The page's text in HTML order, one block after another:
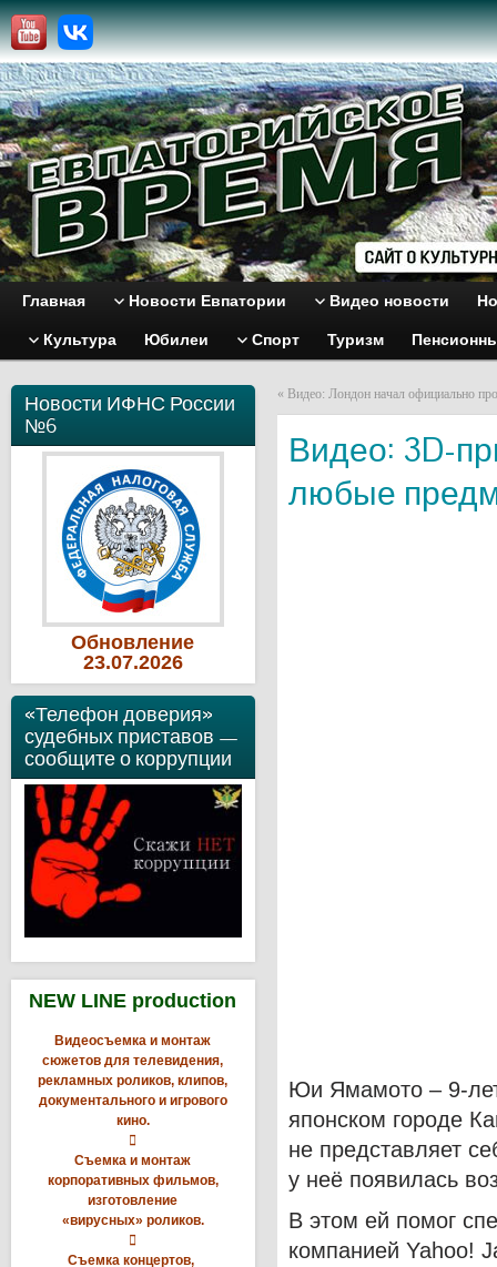
Главная Новости Евпатории Видео новости
Культура Юбилеи Спорт Туризм
Новости ИФНС России
№6
Обновление
23.07.2026
«Телефон доверия»
судебных приставов —
сообщите о коррупции
NEW LINE production
Видеосъемка и монтаж
сюжетов для телевидения,
рекламных роликов, клипов,
документального и игрового
кино.

Съемка и монтаж
корпоративных фильмов,
изготовление
«вирусных» роликов.

Съемка концертов,
« Видео: Лондон начал официально
Видео: 3D-
любые
Юи Ямамото – 9-
японском городе
не представляет
у неё появилась
В этом ей помог
компанией Yahoo!